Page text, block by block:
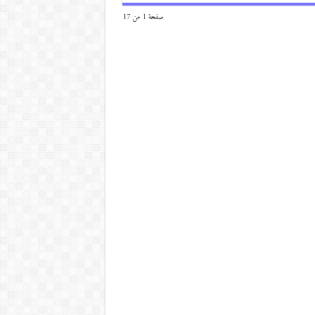
صفحة 1 من 17